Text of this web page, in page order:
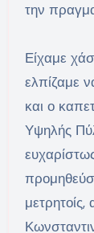
την
Είχαμε
ελπίζαμε
και ο
Υψηλής